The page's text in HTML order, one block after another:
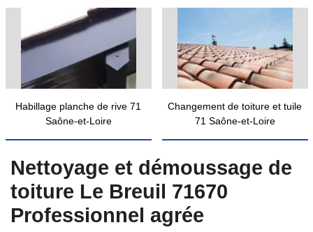
Habillage planche de rive 71
Saône-et-Loire
Changement de toiture et tuile
71 Saône-et-Loire
Nettoyage et démoussage de
toiture Le Breuil 71670
Professionnel agrée